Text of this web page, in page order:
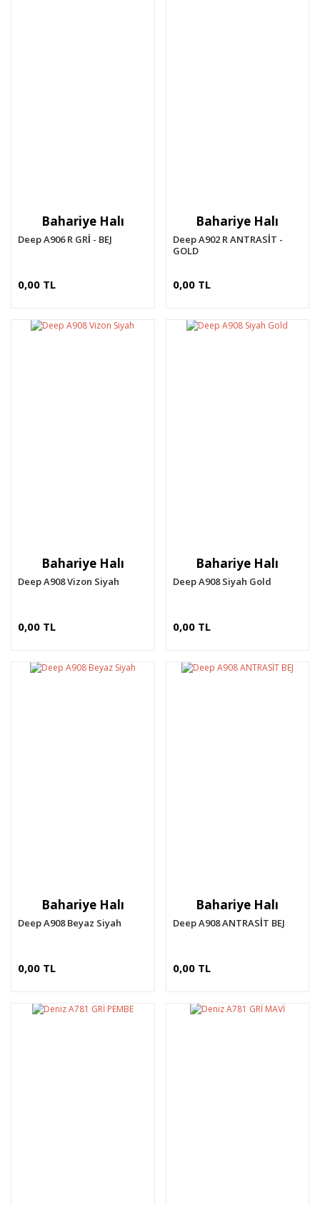
Bahariye Halı
Deep A906 R GRİ - BEJ
0,00 TL
Bahariye Halı
Deep A902 R ANTRASİT -
GOLD
0,00 TL
Bahariye Halı
Deep A908 Vizon Siyah
0,00 TL
Bahariye Halı
Deep A908 Siyah Gold
0,00 TL
Bahariye Halı
Deep A908 Beyaz Siyah
0,00 TL
Bahariye Halı
Deep A908 ANTRASİT BEJ
0,00 TL